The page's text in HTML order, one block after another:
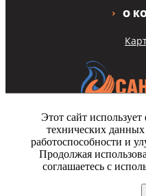
Copyright ©
На этом сайте
сайта, вы
О
Этот сайт
технических данных
работоспособности и
Продолжая
соглашаетесь с